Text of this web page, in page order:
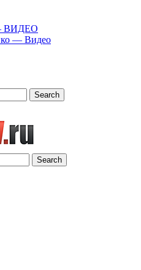
ВИДЕО
— Видео
Search
Search